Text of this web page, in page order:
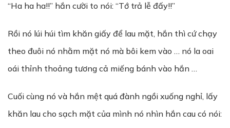
“Ha ha ha!!” hắn cười to nói: “Tớ trả lễ đấy!!”
Rồi nó lúi húi tìm khăn giấy để lau mặt, hắn thì cứ chạy
theo đuôi nó nhằm mặt nó mà bôi kem vào … nó la oai
oái thỉnh thoảng tương cả miếng bánh vào hắn …
Cuối cùng nó và hắn mệt quá đành ngồi xuống nghỉ, lấy
khăn lau cho sạch mặt của mình nó nhìn hắn cau có nói: